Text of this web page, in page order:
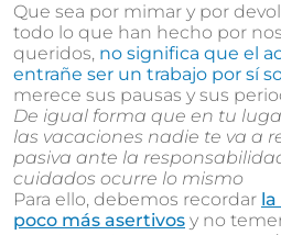
Que sea por mimar y por
todo lo que han hecho por
queridos, no significa que el
entrañe ser un trabajo por sí
merece sus pausas y sus
De igual forma que en tu
las vacaciones nadie te va a
pasiva ante la
cuidados ocurre lo mismo
Para ello, debemos recordar
poco más asertivos y no